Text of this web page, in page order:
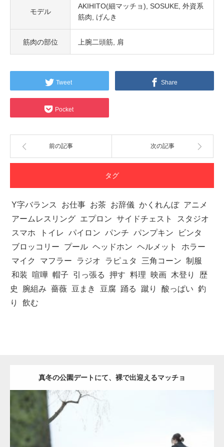
モデル
AKIHITO(細マッチョ) SOSUKE 外資系
筋肉
げんき
筋肉の部位 上腕二頭筋 肩
Tweet Share
Pocket
前の記事 次の記事
タグ
Y字バランス お仕事 お茶 お辞儀 かくれんぼ アニメ
アームレスリング エプロン サイドチェスト
スタジオ
スマホ
トイレ パイロン パンチ パンプキン
ビンタ
ブロッコリー
プール ヘッドホン ヘルメット
ホラー
マイク
マフラー ラジオ ラピュタ 三角コーン 制服
和装
喧嘩 帽子 引っ張る 押す 料理 映画 木登り
歴
史
腕組み 薔薇 豆まき 豆腐 踊る 蹴り 酸っぱい 釣
り
飲む
真冬の公園デートにて、裸で出迎えるマッチョ